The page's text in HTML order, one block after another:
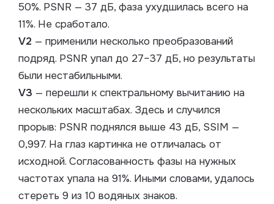
50%. PSNR — 37 дБ, фаза ухудшилась всего на
11%. Не сработало.
V2 — применили несколько преобразований
подряд. PSNR упал до 27–37 дБ, но результаты
были нестабильными.
V3 — перешли к спектральному вычитанию на
нескольких масштабах. Здесь и случился
прорыв: PSNR поднялся выше 43 дБ, SSIM —
0,997. На глаз картинка не отличалась от
исходной. Согласованность фазы на нужных
частотах упала на 91%. Иными словами, удалось
стереть 9 из 10 водяных знаков.